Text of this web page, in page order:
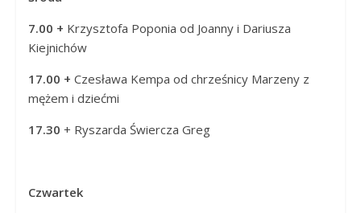
7.00 + Krzysztofa Poponia od Joanny i Dariusza
Kiejnichów
17.00 + Czesława Kempa od chrześnicy Marzeny z
mężem i dziećmi
17.30 + Ryszarda Świercza Greg
Czwartek